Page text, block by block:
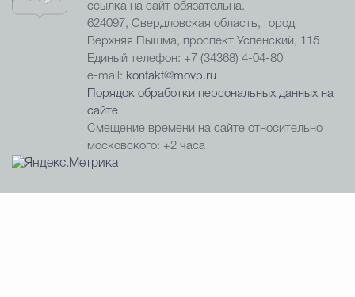
ссылка на сайт обязательна.
624097, Свердловская область, город
Верхняя Пышма, проспект Успенский, 115
Единый телефон: +7 (34368) 4-04-80
e-mail: kontakt@movp.ru
Порядок обработки персональных данных на
сайте
Смещение времени на сайте относительно
московского: +2 часа